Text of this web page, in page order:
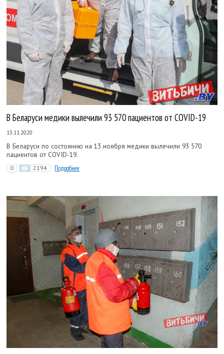
В Беларуси медики вылечили 93 570 пациентов от COVID-19
13.11.2020
В Беларуси по состоянию на 13 ноября медики вылечили 93 570
пациентов от COVID-19.
0 2194 Подробнее